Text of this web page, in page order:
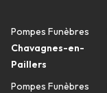
Pompes Funèbres
Chavagnes-en-
Paillers
Pompes Funèbres